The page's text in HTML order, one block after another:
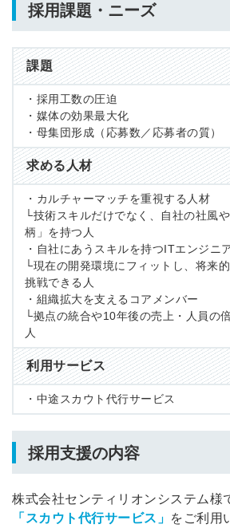
採用課題・ニーズ
課題
・採用工数の圧迫
・媒体の効果最大化
・母集団形成（応募数／応募者の質）
求める人材
・カルチャーマッチを重視する人材
└技術スキルだけでなく、自社の社風
柄」を持つ人
・自社にあうスキルを持つITエンジニ
└現在の開発環境にフィットし、将来
挑戦できる人
・組織拡大を支えるコアメンバー
└拠点の統合や10年後の売上・人員の
人
利用サービス
・中途スカウト代行サービス
採用支援の内容
株式会社センティリオンシステム様
「スカウト代行サービス」 をご利用